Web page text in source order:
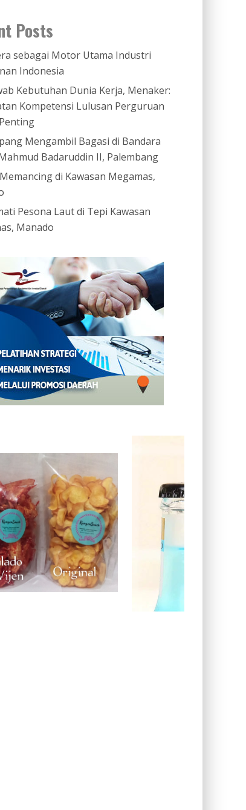
Posts
sebagai Motor Utama Industri
Indonesia
Kebutuhan Dunia Kerja, Menaker:
Kompetensi Lulusan Perguruan
Mengambil Bagasi di Bandara
Badaruddin II, Palembang
di Kawasan Megamas,
Pesona Laut di Tepi Kawasan
Manado